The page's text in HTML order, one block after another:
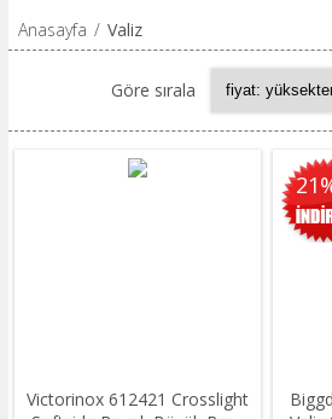
Anasayfa / Valiz
Göre sırala
Victorinox 612421 Crosslight